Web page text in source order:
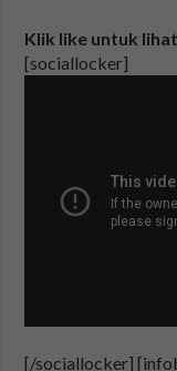
Klik like untuk
[sociallocker]
[/sociallocker]